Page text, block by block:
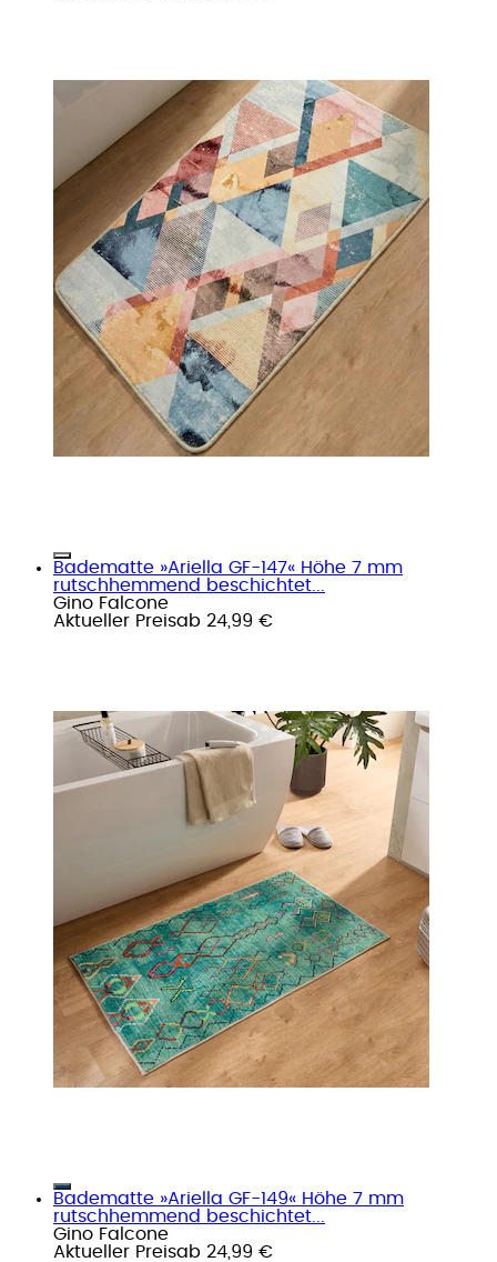
Badematte »Ariella GF-147« Höhe 7 mm
rutschhemmend beschichtet...
Gino Falcone
Aktueller Preisab 24,99 €
Badematte »Ariella GF-149« Höhe 7 mm
rutschhemmend beschichtet...
Gino Falcone
Aktueller Preisab 24,99 €